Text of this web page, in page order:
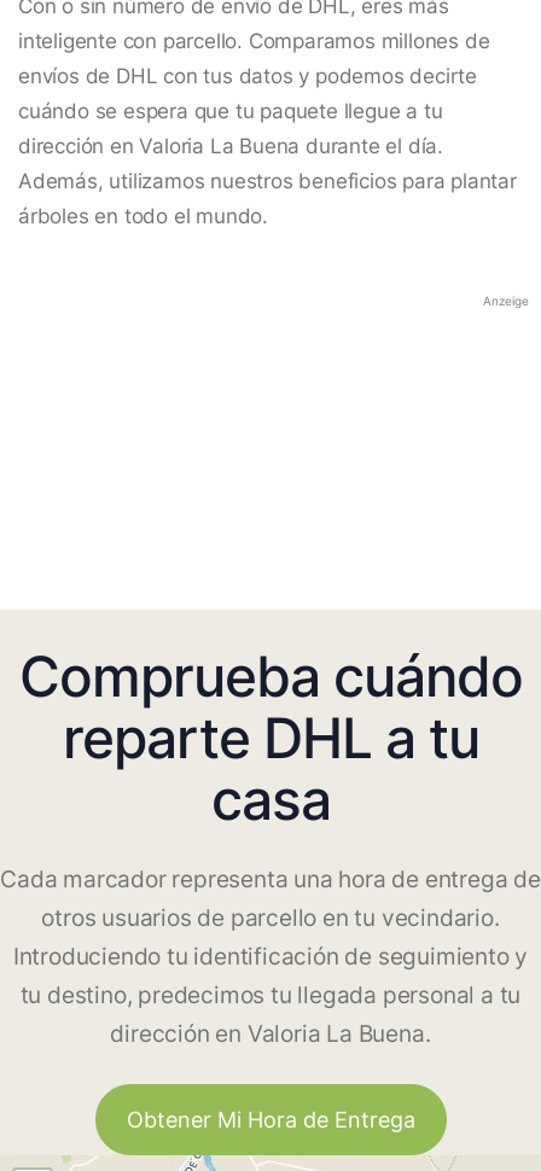
Con o sin número de envío de DHL, eres más
inteligente con parcello. Comparamos millones de
envíos de DHL con tus datos y podemos decirte
cuándo se espera que tu paquete llegue a tu
dirección en Valoria La Buena durante el día.
Además, utilizamos nuestros beneficios para plantar
árboles en todo el mundo.
Anzeige
Comprueba cuándo
reparte DHL a tu
casa
Cada marcador representa una hora de entrega de
otros usuarios de parcello en tu vecindario.
Introduciendo tu identificación de seguimiento y
tu destino, predecimos tu llegada personal a tu
dirección en Valoria La Buena.
Obtener Mi Hora de Entrega